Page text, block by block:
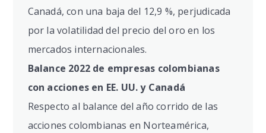
Canadá, con una baja del 12,9 %, perjudicada
por la volatilidad del precio del oro en los
mercados internacionales.
Balance 2022 de empresas colombianas
con acciones en EE. UU. y Canadá
Respecto al balance del año corrido de las
acciones colombianas en Norteamérica,